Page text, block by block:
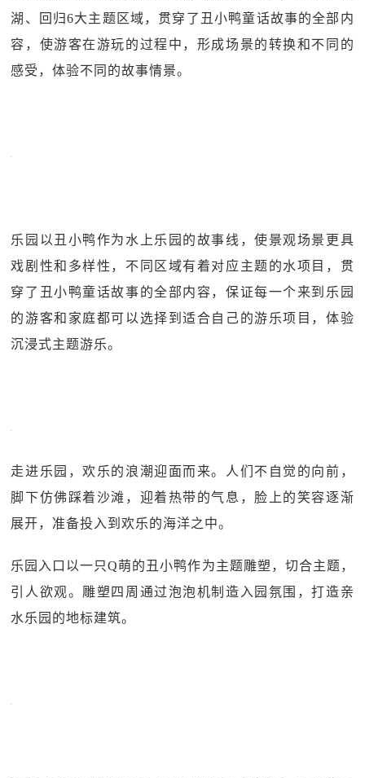
湖、回归6大主题区域，贯穿了丑小鸭童话故事的全部内
容，使游客在游玩的过程中，形成场景的转换和不同的
感受，体验不同的故事情景。
乐园以丑小鸭作为水上乐园的故事线，使景观场景更具
戏剧性和多样性，不同区域有着对应主题的水项目，贯
穿了丑小鸭童话故事的全部内容，保证每一个来到乐园
的游客和家庭都可以选择到适合自己的游乐项目，体验
沉浸式主题游乐。
走进乐园，欢乐的浪潮迎面而来。人们不自觉的向前，
脚下仿佛踩着沙滩，迎着热带的气息，脸上的笑容逐渐
展开，准备投入到欢乐的海洋之中。
乐园入口以一只Q萌的丑小鸭作为主题雕塑，切合主题，
引人欲观。雕塑四周通过泡泡机制造入园氛围，打造亲
水乐园的地标建筑。